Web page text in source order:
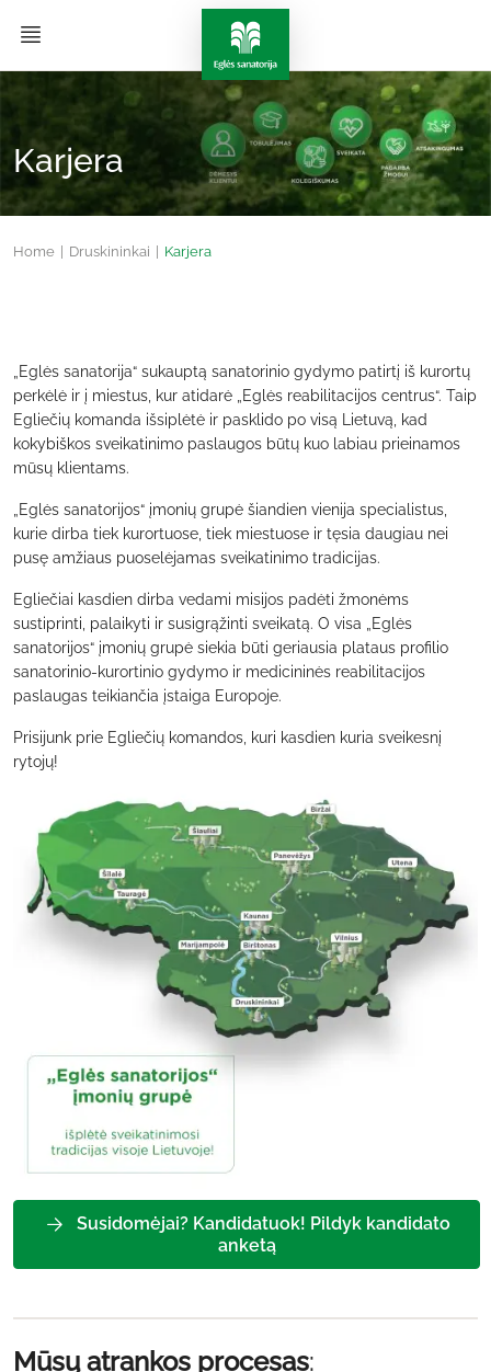
Karjera
Home Druskininkai Karjera
„Eglės sanatorija“ sukauptą sanatorinio gydymo patirtį iš kurortų
perkėlė ir į miestus, kur atidarė „Eglės reabilitacijos centrus“. Taip
Egliečių komanda išsiplėtė ir pasklido po visą Lietuvą, kad
kokybiškos sveikatinimo paslaugos būtų kuo labiau prieinamos
mūsų klientams.
„Eglės sanatorijos“ įmonių grupė šiandien vienija specialistus,
kurie dirba tiek kurortuose, tiek miestuose ir tęsia daugiau nei
pusę amžiaus puoselėjamas sveikatinimo tradicijas.
Egliečiai kasdien dirba vedami misijos padėti žmonėms
sustiprinti, palaikyti ir susigrąžinti sveikatą. O visa „Eglės
sanatorijos“ įmonių grupė siekia būti geriausia plataus profilio
sanatorinio-kurortinio gydymo ir medicininės reabilitacijos
paslaugas teikiančia įstaiga Europoje.
Prisijunk prie Egliečių komandos, kuri kasdien kuria sveikesnį
rytojų!
Susidomėjai? Kandidatuok! Pildyk kandidato
anketą
Mūsų atrankos procesas: